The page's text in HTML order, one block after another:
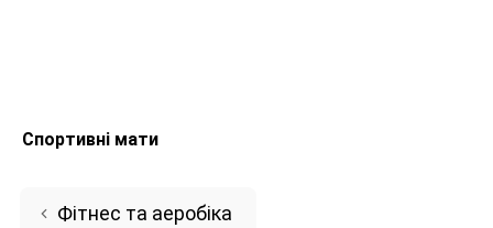
Спортивні мати
Фітнес та аеробіка